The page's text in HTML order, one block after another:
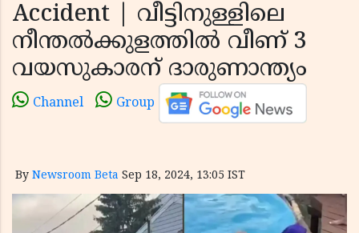
Accident | വീട്ടിനുള്ളിലെ
നീന്തല്‍ക്കുളത്തില്‍ വീണ് 3
വയസുകാരന് ദാരുണാന്ത്യം
Channel Group
By Newsroom Beta Sep 18, 2024, 13:05 IST